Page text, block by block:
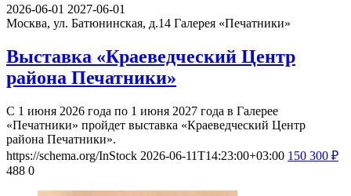
2026-06-01 2027-06-01
Москва, ул. Батюнинская, д.14 Галерея «Печатники»
Выставка «Краеведческий Центр
района Печатники»
С 1 июня 2026 года по 1 июня 2027 года в Галерее
«Печатники» пройдет выставка «Краеведческий Центр
района Печатники».
https://schema.org/InStock 2026-06-11T14:23:00+03:00 150 300 ₽
488 0